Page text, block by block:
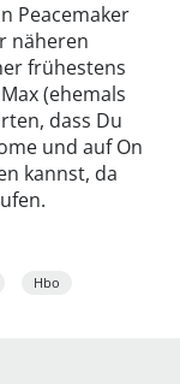
Peacemaker
näheren
frühestens
(ehemals
dass Du
und auf On
kannst, da
Hbo